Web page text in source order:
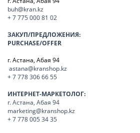
buh@kran.kz
+ 7 775 000 81 02
ЗАКУП/ПРЕДЛОЖЕНИЯ:
PURCHASE/OFFER
г. Астана, Абая 94
astana@kranshop.kz
+ 7 778 306 66 55
ИНТЕРНЕТ-МАРКЕТОЛОГ:
г. Астана, Абая 94
marketing@kranshop.kz
+ 7 778 005 34 35